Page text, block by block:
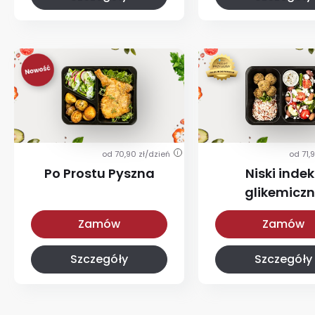
od 70,90 zł/dzień i
Po Prostu Pyszna
Zamów
Szczegóły
od
Niski
Zamów
Szczegóły